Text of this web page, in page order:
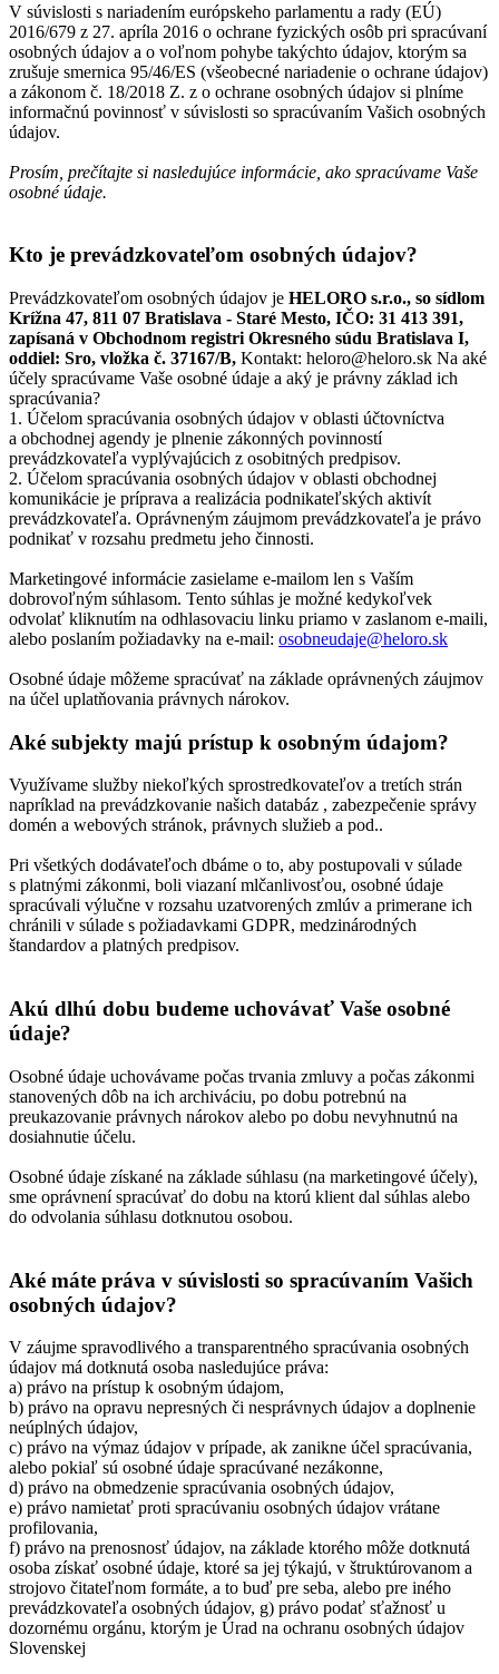
V súvislosti s nariadením európskeho parlamentu a rady (EÚ)
2016/679 z 27. apríla 2016 o ochrane fyzických osôb pri spracúvaní
osobných údajov a o voľnom pohybe takýchto údajov, ktorým sa
zrušuje smernica 95/46/ES (všeobecné nariadenie o ochrane údajov)
a zákonom č. 18/2018 Z. z o ochrane osobných údajov si plníme
informačnú povinnosť v súvislosti so spracúvaním Vašich osobných
údajov.
Prosím, prečítajte si nasledujúce informácie, ako spracúvame Vaše
osobné údaje.
Kto je prevádzkovateľom osobných údajov?
Prevádzkovateľom osobných údajov je HELORO s.r.o., so sídlom
Krížna 47, 811 07 Bratislava - Staré Mesto, IČO: 31 413 391,
zapísaná v Obchodnom registri Okresného súdu Bratislava I,
oddiel: Sro, vložka č. 37167/B, Kontakt: heloro@heloro.sk Na aké
účely spracúvame Vaše osobné údaje a aký je právny základ ich
spracúvania?
1. Účelom spracúvania osobných údajov v oblasti účtovníctva
a obchodnej agendy je plnenie zákonných povinností
prevádzkovateľa vyplývajúcich z osobitných predpisov.
2. Účelom spracúvania osobných údajov v oblasti obchodnej
komunikácie je príprava a realizácia podnikateľských aktivít
prevádzkovateľa. Oprávneným záujmom prevádzkovateľa je právo
podnikať v rozsahu predmetu jeho činnosti.
Marketingové informácie zasielame e-mailom len s Vaším
dobrovoľným súhlasom. Tento súhlas je možné kedykoľvek
odvolať kliknutím na odhlasovaciu linku priamo v zaslanom e-maili,
alebo poslaním požiadavky na e-mail: osobneudaje@heloro.sk
Osobné údaje môžeme spracúvať na základe oprávnených záujmov
na účel uplatňovania právnych nárokov.
Aké subjekty majú prístup k osobným údajom?
Využívame služby niekoľkých sprostredkovateľov a tretích strán
napríklad na prevádzkovanie našich databáz , zabezpečenie správy
domén a webových stránok, právnych služieb a pod..
Pri všetkých dodávateľoch dbáme o to, aby postupovali v súlade
s platnými zákonmi, boli viazaní mlčanlivosťou, osobné údaje
spracúvali výlučne v rozsahu uzatvorených zmlúv a primerane ich
chránili v súlade s požiadavkami GDPR, medzinárodných
štandardov a platných predpisov.
Akú dlhú dobu budeme uchovávať Vaše osobné
údaje?
Osobné údaje uchovávame počas trvania zmluvy a počas zákonmi
stanovených dôb na ich archiváciu, po dobu potrebnú na
preukazovanie právnych nárokov alebo po dobu nevyhnutnú na
dosiahnutie účelu.
Osobné údaje získané na základe súhlasu (na marketingové účely),
sme oprávnení spracúvať do dobu na ktorú klient dal súhlas alebo
do odvolania súhlasu dotknutou osobou.
Aké máte práva v súvislosti so spracúvaním Vašich
osobných údajov?
V záujme spravodlivého a transparentného spracúvania osobných
údajov má dotknutá osoba nasledujúce práva:
a) právo na prístup k osobným údajom,
b) právo na opravu nepresných či nesprávnych údajov a doplnenie
neúplných údajov,
c) právo na výmaz údajov v prípade, ak zanikne účel spracúvania,
alebo pokiaľ sú osobné údaje spracúvané nezákonne,
d) právo na obmedzenie spracúvania osobných údajov,
e) právo namietať proti spracúvaniu osobných údajov vrátane
profilovania,
f) právo na prenosnosť údajov, na základe ktorého môže dotknutá
osoba získať osobné údaje, ktoré sa jej týkajú, v štruktúrovanom a
strojovo čitateľnom formáte, a to buď pre seba, alebo pre iného
prevádzkovateľa osobných údajov, g) právo podať sťažnosť u
dozornému orgánu, ktorým je Úrad na ochranu osobných údajov
Slovenskej